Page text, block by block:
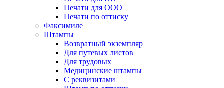
Печати для ООО
Печати по оттиску
Факсимиле
Штампы
Возвратный экземпляр
Для путевых листов
Для трудовых
Медицинские штампы
С реквизитами